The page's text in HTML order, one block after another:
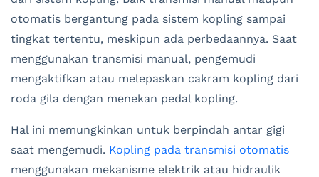
otomatis bergantung pada sistem kopling sampai
tingkat tertentu, meskipun ada perbedaannya. Saat
menggunakan transmisi manual, pengemudi
mengaktifkan atau melepaskan cakram kopling dari
roda gila dengan menekan pedal kopling.
Hal ini memungkinkan untuk berpindah antar gigi
saat mengemudi. Kopling pada transmisi otomatis
menggunakan mekanisme elektrik atau hidraulik